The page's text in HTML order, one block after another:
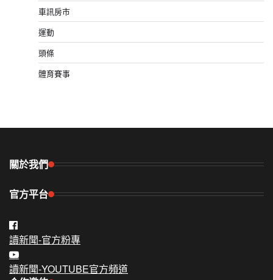
車訊房市
運動
頭條
體育賽事
關於我們
官方平台
讀新聞-官方粉專
讀新聞-YOUTUBE官方頻道